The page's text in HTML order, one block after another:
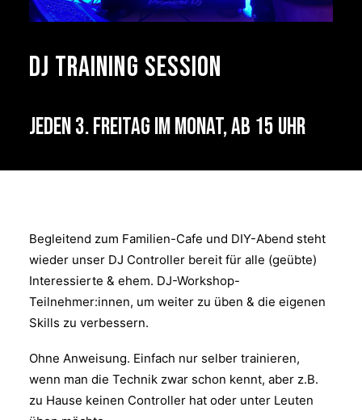
DJ Training Session
Jeden 3. Freitag im Monat, ab 15 Uhr
Begleitend zum Familien-Cafe und DIY-Abend steht
wieder unser DJ Controller bereit für alle (geübte)
Interessierte & ehem. DJ-Workshop-
Teilnehmer:innen, um weiter zu üben & die eigenen
Skills zu verbessern.
Ohne Anweisung. Einfach nur selber trainieren,
wenn man die Technik zwar schon kennt, aber z.B.
zu Hause keinen Controller hat oder unter Leuten